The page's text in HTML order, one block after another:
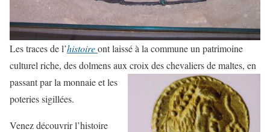
Les traces de l’histoireont laissé à la commune un patrimoine
culturel riche, des dolmens aux croix des chevaliers de maltes, en
passant par la monnaie et les
poteries sigillées.
Venez découvrir l’histoire